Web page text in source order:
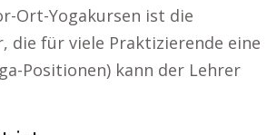
Ort-Yogakursen ist die
die für viele Praktizierende eine
Positionen) kann der Lehrer